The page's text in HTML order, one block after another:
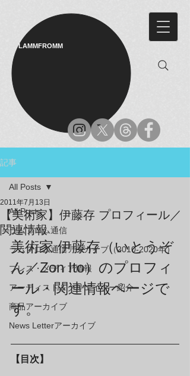
LAMMFROMM​
記事
All Posts
ラムフロム通信
ラムフロム通信アーカイブ（2010-2020年）
プレス・メディア情報
アーティスト＆クリエイター紹介
商品アーカイブ
News Letterアーカイブ
All Posts
【美術家】伊藤存 プロフィール／
関連情報
2011年7月13日
美術家 伊藤存（いとうぞ
ん／Zon Ito）のプロフィ
ール・関連情報ページで
す。
【目次】